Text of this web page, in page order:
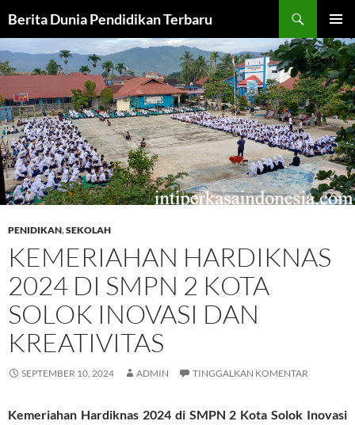
Berita Dunia Pendidikan Terbaru
MENU
UTAMA
KE
ISI
PENIDIKAN,SEKOLAH
KEMERIAHAN HARDIKNAS
2024 DI SMPN 2 KOTA
SOLOK INOVASI DAN
KREATIVITAS
SEPTEMBER 10, 2024 ADMIN TINGGALKAN KOMENTAR
Kemeriahan Hardiknas 2024 di SMPN 2 Kota Solok Inovasi